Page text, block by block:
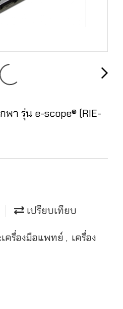
า รุ่น e-scope® (RIE-
เปรียบเทียบ
ครื่องมือแพทย์ , เครื่อง